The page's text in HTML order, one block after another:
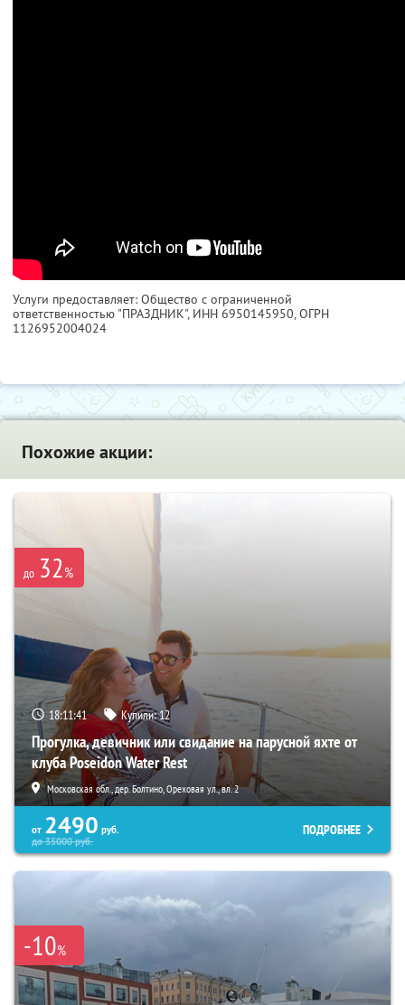
Услуги предоставляет: Общество с ограниченной
ответственностью "ПРАЗДНИК", ИНН 6950145950, ОГРН
1126952004024
Похожие акции:
до 32%
18:11:40 Купили:12
Прогулка, девичник или свидание на парусной яхте от
клуба Poseidon Water Rest
Московская обл., дер. Болтино, Ореховая ул., вл. 2
от 2490 руб.
до35000руб.
ПОДРОБНЕЕ
-10%